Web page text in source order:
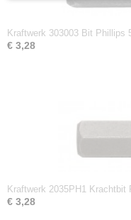
Kraftwerk 303003 Bit Phillips
€ 3,28
Kraftwerk 2035PH1 Krachtbit
€ 3,28